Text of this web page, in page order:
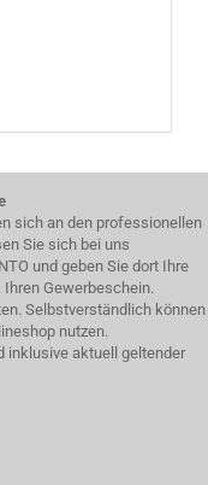
sich an den professionellen
Sie sich bei uns
und geben Sie dort Ihre
Gewerbeschein.
Selbstverständlich können
nutzen.
inklusive aktuell geltender